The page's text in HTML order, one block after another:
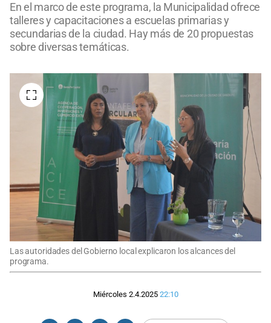
En el marco de este programa, la Municipalidad ofrece
talleres y capacitaciones a escuelas primarias y
secundarias de la ciudad. Hay más de 20 propuestas
sobre diversas temáticas.
Las autoridades del Gobierno local explicaron los alcances del
programa.
Miércoles 2.4.2025 22:10